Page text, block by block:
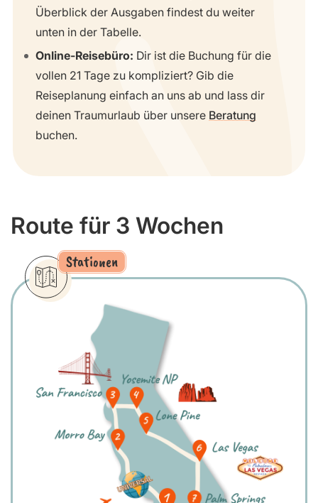
Überblick der Ausgaben findest du weiter
unten in der Tabelle.
Online-Reisebüro: Dir ist die Buchung für die
vollen 21 Tage zu kompliziert? Gib die
Reiseplanung einfach an uns ab und lass dir
deinen Traumurlaub über unsere Beratung
buchen.
Route für 3 Wochen
Stationen